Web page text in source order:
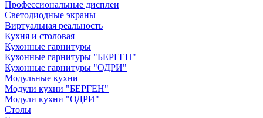
Профессиональные дисплеи
Светодиодные экраны
Виртуальная реальность
Кухня и столовая
Кухонные гарнитуры
Кухонные гарнитуры "БЕРГЕН"
Кухонные гарнитуры "ОДРИ"
Модульные кухни
Модули кухни "БЕРГЕН"
Модули кухни "ОДРИ"
Столы